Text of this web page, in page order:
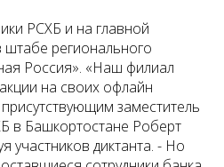
РСХБ и на главной
штабе регионального
Россия». «Наш филиал
на своих офлайн
заместитель
в Башкортостане Роберт
участников диктанта. - Но